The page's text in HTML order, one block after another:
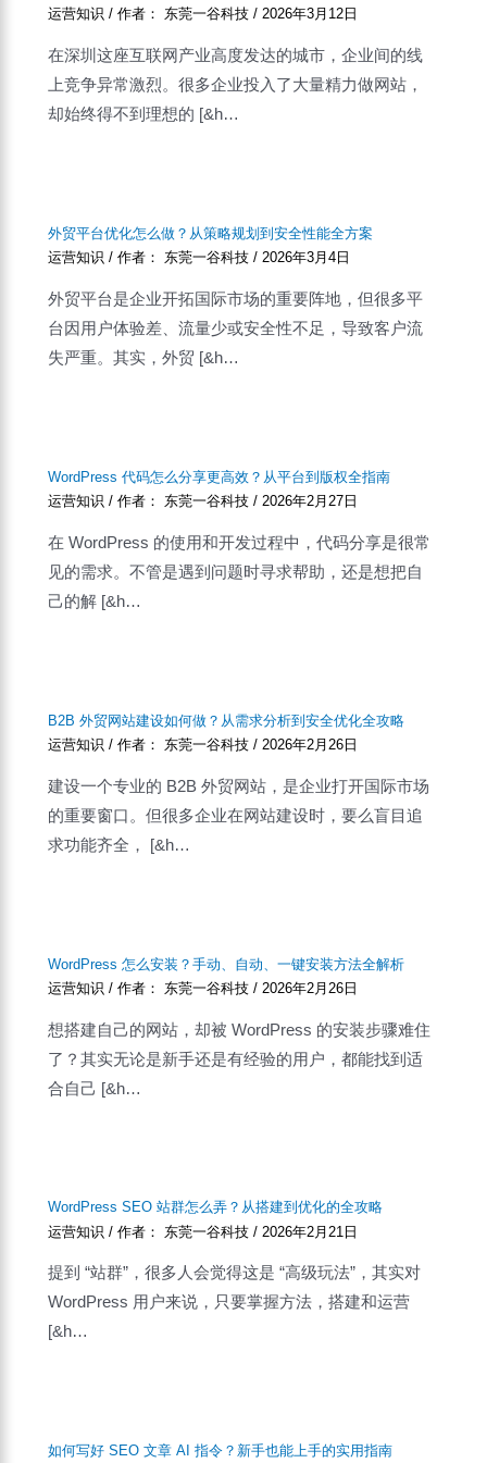
运营知识 / 作者： 东莞一谷科技/2026年3月12日
在深圳这座互联网产业高度发达的城市，企业间的线
上竞争异常激烈。很多企业投入了大量精力做网站，
却始终得不到理想的 [&h…
外贸平台优化怎么做？从策略规划到安全性能全方案
运营知识 / 作者： 东莞一谷科技/2026年3月4日
外贸平台是企业开拓国际市场的重要阵地，但很多平
台因用户体验差、流量少或安全性不足，导致客户流
失严重。其实，外贸 [&h…
WordPress 代码怎么分享更高效？从平台到版权全指南
运营知识 / 作者： 东莞一谷科技/2026年2月27日
在 WordPress 的使用和开发过程中，代码分享是很常
见的需求。不管是遇到问题时寻求帮助，还是想把自
己的解 [&h…
B2B 外贸网站建设如何做？从需求分析到安全优化全攻略
运营知识 / 作者： 东莞一谷科技/2026年2月26日
建设一个专业的 B2B 外贸网站，是企业打开国际市场
的重要窗口。但很多企业在网站建设时，要么盲目追
求功能齐全， [&h…
WordPress 怎么安装？手动、自动、一键安装方法全解析
运营知识 / 作者： 东莞一谷科技/ 2026年2月26日
想搭建自己的网站，却被 WordPress 的安装步骤难住
了？其实无论是新手还是有经验的用户，都能找到适
合自己 [&h…
WordPress SEO 站群怎么弄？从搭建到优化的全攻略
运营知识 / 作者： 东莞一谷科技/ 2026年2月21日
提到 “站群”，很多人会觉得这是 “高级玩法”，其实对
WordPress 用户来说，只要掌握方法，搭建和运营
[&h…
如何写好 SEO 文章 AI 指令？新手也能上手的实用指南